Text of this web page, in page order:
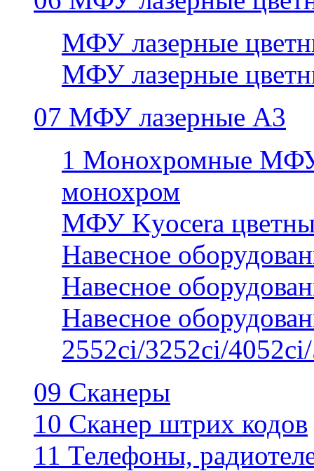
МФУ лазерные
МФУ лазерные
07 МФУ лазерные А3
1 Монохромные
монохром
МФУ Kyocera
Навесное
Навесное
Навесное
2552ci/3252ci/
09 Сканеры
10 Сканер штрих кодов
11 Телефоны,